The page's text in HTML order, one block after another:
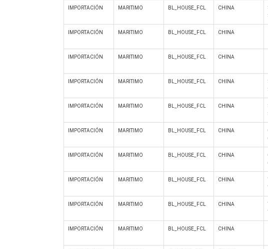
IMPORTACIÓN MARITIMO BL_HOUSE_FCL CHINA
IMPORTACIÓN MARITIMO BL_HOUSE_FCL CHINA
IMPORTACIÓN MARITIMO BL_HOUSE_FCL CHINA
IMPORTACIÓN MARITIMO BL_HOUSE_FCL CHINA
IMPORTACIÓN MARITIMO BL_HOUSE_FCL CHINA
IMPORTACIÓN MARITIMO BL_HOUSE_FCL CHINA
IMPORTACIÓN MARITIMO BL_HOUSE_FCL CHINA
IMPORTACIÓN MARITIMO BL_HOUSE_FCL CHINA
IMPORTACIÓN MARITIMO BL_HOUSE_FCL CHINA
IMPORTACIÓN MARITIMO BL_HOUSE_FCL CHINA